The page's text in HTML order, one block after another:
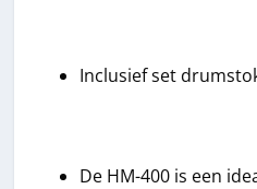
Inclusief set
De HM-400 is een